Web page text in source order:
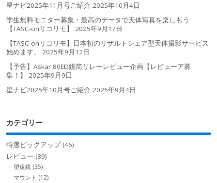
星ナビ2025年11月号ご紹介 2025年10月4日
学生無料モニター募集・最高のデータで天体写真を楽しもう
【TASC-onリコリモ】
2025年9月17日
【TASC-onリコリモ】日本初のリザルトシェア型天体撮影サービス
始めます。
2025年9月12日
【予告】Askar 80ED鏡筒リレーレビュー企画【レビューア募
集！】
2025年9月9日
星ナビ2025年10月号ご紹介 2025年9月4日
カテゴリー
特選ピックアップ(46)
レビュー (89)
望遠鏡 (35)
マウント (12)